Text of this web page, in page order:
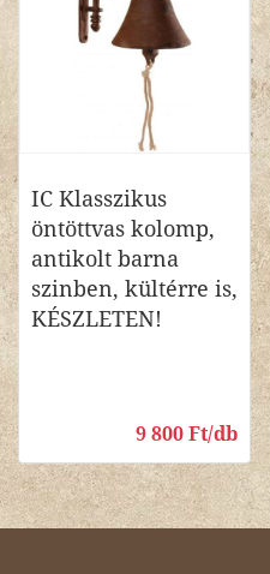
IC Klasszikus
öntöttvas kolomp,
antikolt barna
szinben, kültérre is,
KÉSZLETEN!
9 800 Ft/db